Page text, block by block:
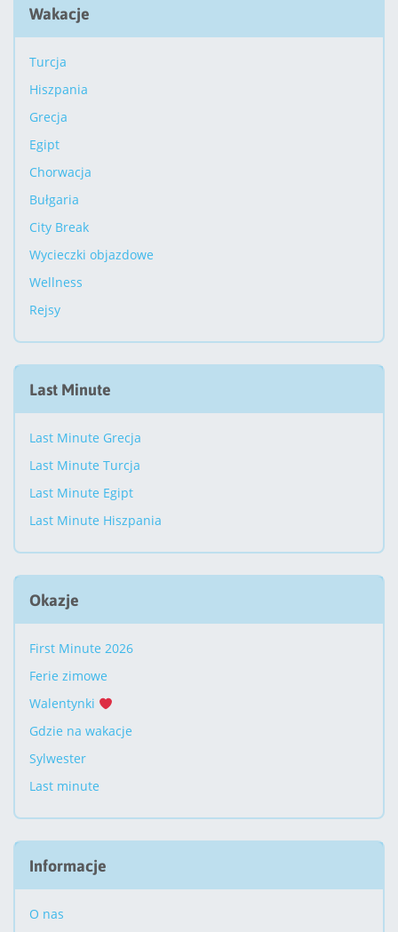
Wakacje
Turcja
Hiszpania
Grecja
Egipt
Chorwacja
Bułgaria
City Break
Wycieczki objazdowe
Wellness
Rejsy
Last Minute
Last Minute Grecja
Last Minute Turcja
Last Minute Egipt
Last Minute Hiszpania
Okazje
First Minute 2026
Ferie zimowe
Walentynki
Gdzie na wakacje
Sylwester
Last minute
Informacje
O nas